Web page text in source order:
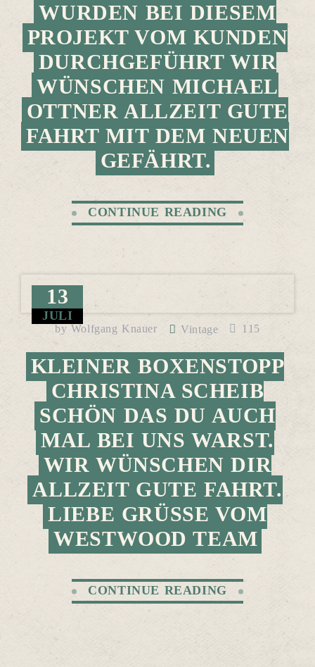
RDEN BEI DIESEM PR
OJEKT VOM KUNDEN DU
RCHGEFÜHRT WIR WÜ
NSCHEN MICHAEL OT
TNER ALLZEIT GUTE FA
HRT MIT DEM NEUEN GE
FÄHRT.
CONTINUE READING
13
JULI
by Wolfgang Knauer Vintage 115
KLEINER BOXENSTOPP
CHRISTINA SCHEIB
SCHÖN DAS DU AUCH
MAL BEI UNS WARST.
WIR WÜNSCHEN DIR
ALLZEIT GUTE FAHRT.
LIEBE GRÜSSE VOM W
ESTWOOD TEAM
CONTINUE READING